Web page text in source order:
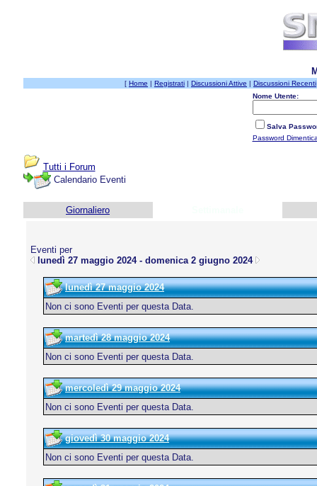
[ Home | Registrati | Discussioni Attive | Discussioni Recenti
Nome Utente:
Salva
Password
Tutti i Forum
Calendario Eventi
Giornaliero
Eventi per
lunedì 27 maggio 2024 - domenica 2 giugno 2024
lunedì 27 maggio 2024
Non ci sono Eventi per questa Data.
martedì 28 maggio 2024
Non ci sono Eventi per questa Data.
mercoledì 29 maggio 2024
Non ci sono Eventi per questa Data.
giovedì 30 maggio 2024
Non ci sono Eventi per questa Data.